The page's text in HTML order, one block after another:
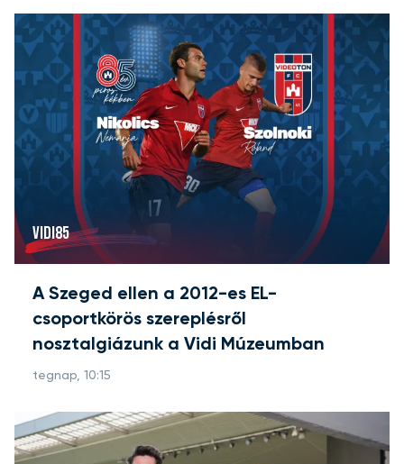
VIDI85
A Szeged ellen a 2012-es EL-
csoportkörös szereplésről
nosztalgiázunk a Vidi Múzeumban
tegnap, 10:15